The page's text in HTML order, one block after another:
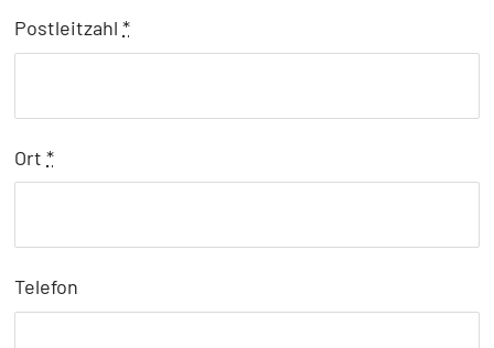
Postleitzahl*
Ort*
Telefon